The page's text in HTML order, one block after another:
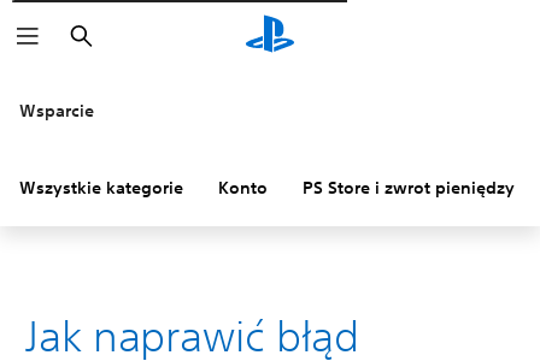
Wyszukaj
Wsparcie
Wszystkie kategorie Konto PS Store i zwrot pieniędzy
Jak naprawić błąd